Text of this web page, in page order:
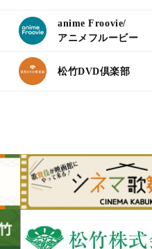
anime Froovie/
アニメフルービー
松竹DVD倶楽部